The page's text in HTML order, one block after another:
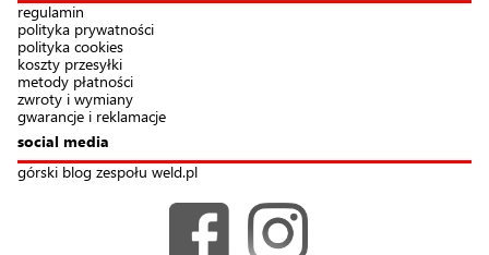
regulamin
polityka prywatności
polityka cookies
koszty przesyłki
metody płatności
zwroty i wymiany
gwarancje i reklamacje
social media
górski blog zespołu weld.pl